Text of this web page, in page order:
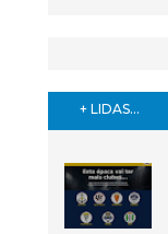
+ LIDAS...